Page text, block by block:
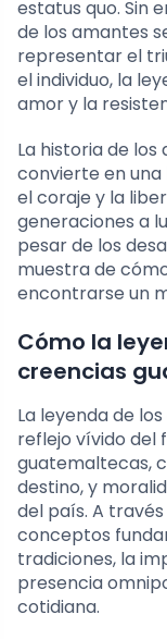
estatus quo. Sin
de los amantes
representar el
el individuo, la
amor y la
La historia de
convierte en una
el coraje y la
generaciones a
pesar de los
muestra de
encontrarse un
Cómo la
creencias
La leyenda de
reflejo vívido del
guatemaltecas,
destino, y
del país. A
conceptos
tradiciones, la
presencia
cotidiana.